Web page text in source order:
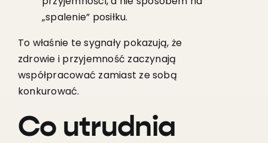
„spalenie” posiłku.
To właśnie te sygnały pokazują, że
zdrowie i przyjemność zaczynają
współpracować zamiast ze sobą
konkurować.
Co utrudnia